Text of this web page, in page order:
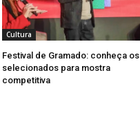
Cultura
Festival de Gramado: conheça os
selecionados para mostra
competitiva